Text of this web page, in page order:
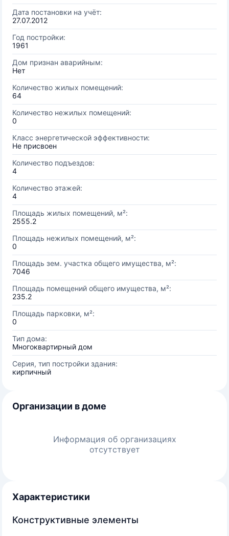
Дата постановки на учёт:
27.07.2012
Год постройки:
1961
Дом признан аварийным:
Нет
Количество жилых помещений:
64
Количество нежилых помещений:
0
Класс энергетической эффективности:
Не присвоен
Количество подъездов:
4
Количество этажей:
4
Площадь жилых помещений, м²:
2555.2
Площадь нежилых помещений, м²:
0
Площадь зем. участка общего имущества, м²:
7046
Площадь помещений общего имущества, м²:
235.2
Площадь парковки, м²:
0
Тип дома:
Многоквартирный дом
Серия, тип постройки здания:
кирпичный
Организации в доме
Информация об организациях
отсутствует
Характеристики
Конструктивные элементы